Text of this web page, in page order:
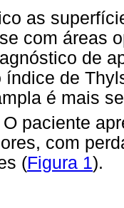
as
com áreas
de
índice de
é mais
O paciente
com
(Figura 1).